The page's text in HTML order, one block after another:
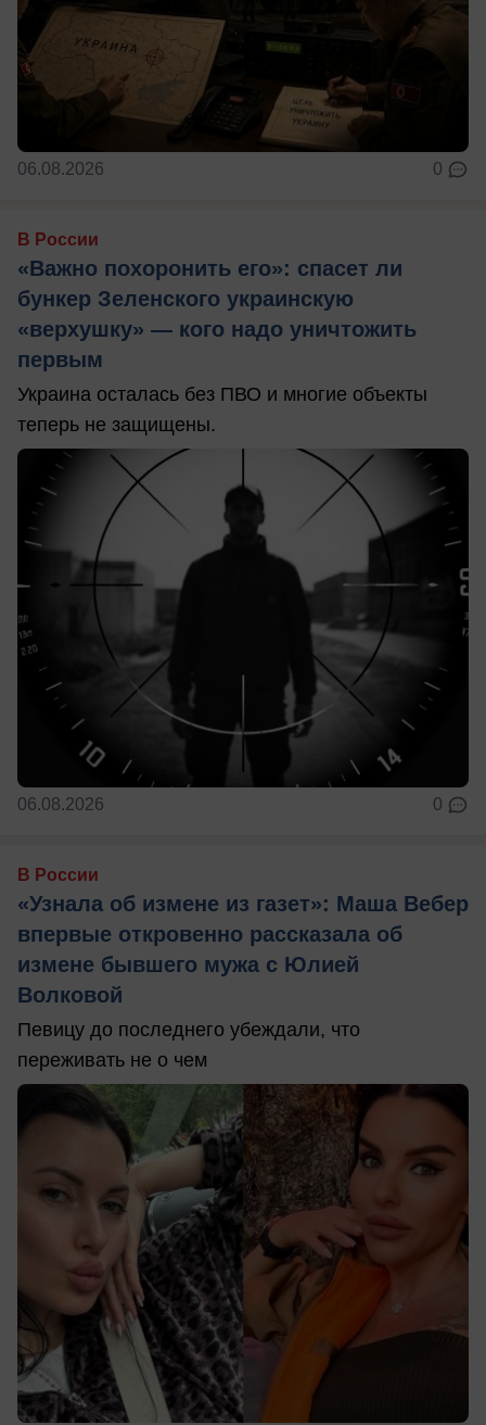
06.08.2026 0
В России
«Важно похоронить его»: спасет ли
бункер Зеленского украинскую
«верхушку» — кого надо уничтожить
первым
Украина осталась без ПВО и многие объекты
теперь не защищены.
06.08.2026 0
В России
«Узнала об измене из газет»: Маша Вебер
впервые откровенно рассказала об
измене бывшего мужа с Юлией
Волковой
Певицу до последнего убеждали, что
переживать не о чем